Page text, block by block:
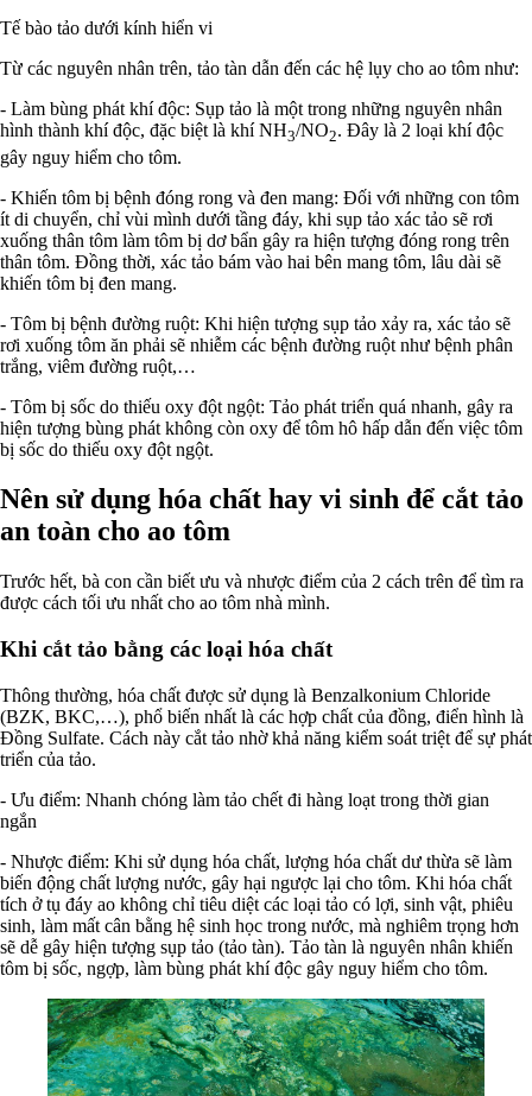
Tế bào tảo dưới kính hiển vi
Từ các nguyên nhân trên, tảo tàn dẫn đến các hệ lụy cho ao tôm như:
- Làm bùng phát khí độc: Sụp tảo là một trong những nguyên nhân
hình thành khí độc, đặc biệt là khí NH3/NO2. Đây là 2 loại khí độc
gây nguy hiểm cho tôm.
- Khiến tôm bị bệnh đóng rong và đen mang: Đối với những con tôm
ít di chuyển, chỉ vùi mình dưới tầng đáy, khi sụp tảo xác tảo sẽ rơi
xuống thân tôm làm tôm bị dơ bẩn gây ra hiện tượng đóng rong trên
thân tôm. Đồng thời, xác tảo bám vào hai bên mang tôm, lâu dài sẽ
khiến tôm bị đen mang.
- Tôm bị bệnh đường ruột: Khi hiện tượng sụp tảo xảy ra, xác tảo sẽ
rơi xuống tôm ăn phải sẽ nhiễm các bệnh đường ruột như bệnh phân
trắng, viêm đường ruột,…
- Tôm bị sốc do thiếu oxy đột ngột: Tảo phát triển quá nhanh, gây ra
hiện tượng bùng phát không còn oxy để tôm hô hấp dẫn đến việc tôm
bị sốc do thiếu oxy đột ngột.
Nên sử dụng hóa chất hay vi sinh để cắt tảo
an toàn cho ao tôm
Trước hết, bà con cần biết ưu và nhược điểm của 2 cách trên để tìm ra
được cách tối ưu nhất cho ao tôm nhà mình.
Khi cắt tảo bằng các loại hóa chất
Thông thường, hóa chất được sử dụng là Benzalkonium Chloride
(BZK, BKC,…), phổ biến nhất là các hợp chất của đồng, điển hình là
Đồng Sulfate. Cách này cắt tảo nhờ khả năng kiểm soát triệt để sự phát
triển của tảo.
- Ưu điểm: Nhanh chóng làm tảo chết đi hàng loạt trong thời gian
ngắn
- Nhược điểm: Khi sử dụng hóa chất, lượng hóa chất dư thừa sẽ làm
biến động chất lượng nước, gây hại ngược lại cho tôm. Khi hóa chất
tích ở tụ đáy ao không chỉ tiêu diệt các loại tảo có lợi, sinh vật, phiêu
sinh, làm mất cân bằng hệ sinh học trong nước, mà nghiêm trọng hơn
sẽ dễ gây hiện tượng sụp tảo (tảo tàn). Tảo tàn là nguyên nhân khiến
tôm bị sốc, ngợp, làm bùng phát khí độc gây nguy hiểm cho tôm.